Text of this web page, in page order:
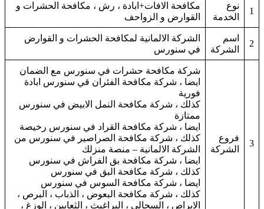
1
نوع
الخدمة
مكافحة الافات+ابادة ، رش ، مكافحة الحشرات و
القوارض و الزواحف
2
اسم
الشركة
الشركة الالمانية لمكافحة الحشرات و القوارض
في سنورس
3
فروع
الشركة
شركة مكافحة حشرات في سنورس مع الضمان
ايضا ، شركة مكافحة الفئران قي سنورس ابادة
فورية
كذلك ، شركة مكافحة النمل الابيض في سنورس
ممتازة
ايضا ، شركة مكافحة القراد في سنورس رخيصة
كذلك ، شركة مكافحة الصراصير في سنورس من
الشركة الالمانية – منصة منزلك
ايضا ، شركة مكافحة بق الفراش في سنورس
كذلك ، شركة مكافحة البق في سنورس
ايضا ، شركة مكافحة السوس في سنورس
كذلك ، شركة مكافحة البعوض ، الذباب ، البرص ،
الابراص ، السحالي ، البراغيث ، الثعابين ، الوزغ ،